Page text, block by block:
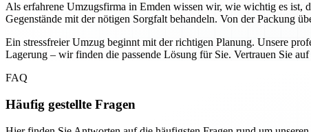
Als erfahrene Umzugsfirma in Emden wissen wir, wie wichtig es ist,
Gegenstände mit der nötigen Sorgfalt behandeln. Von der Packung
Ein stressfreier Umzug beginnt mit der richtigen Planung. Unsere
Lagerung – wir finden die passende Lösung für Sie. Vertrauen Sie
FAQ
Häufig gestellte Fragen